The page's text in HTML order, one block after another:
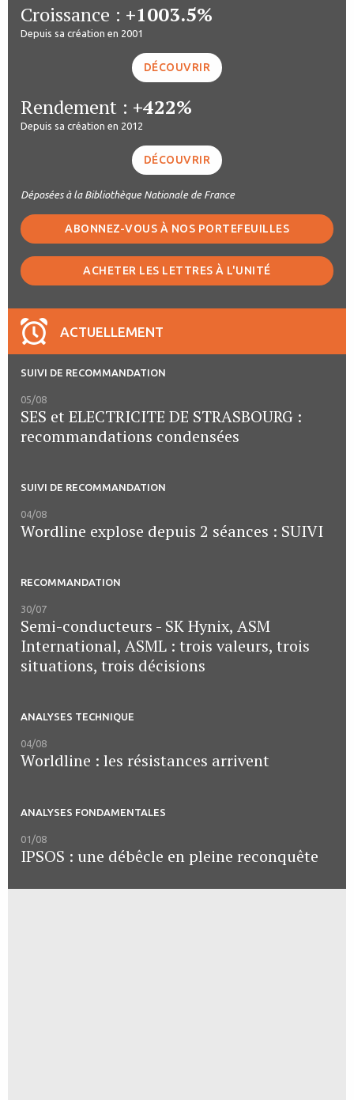
Croissance : +1003.5%
Depuis sa création en 2001
DÉCOUVRIR
Rendement : +422%
Depuis sa création en 2012
DÉCOUVRIR
Déposées à la Bibliothèque Nationale de France
ABONNEZ-VOUS À NOS PORTEFEUILLES
ACHETER LES LETTRES À L'UNITÉ
ACTUELLEMENT
SUIVI DE RECOMMANDATION
05/08
SES et ELECTRICITE DE STRASBOURG :
recommandations condensées
SUIVI DE RECOMMANDATION
04/08
Wordline explose depuis 2 séances : SUIVI
RECOMMANDATION
30/07
Semi-conducteurs - SK Hynix, ASM
International, ASML : trois valeurs, trois
situations, trois décisions
ANALYSES TECHNIQUE
04/08
Worldline : les résistances arrivent
ANALYSES FONDAMENTALES
01/08
IPSOS : une débêcle en pleine reconquête